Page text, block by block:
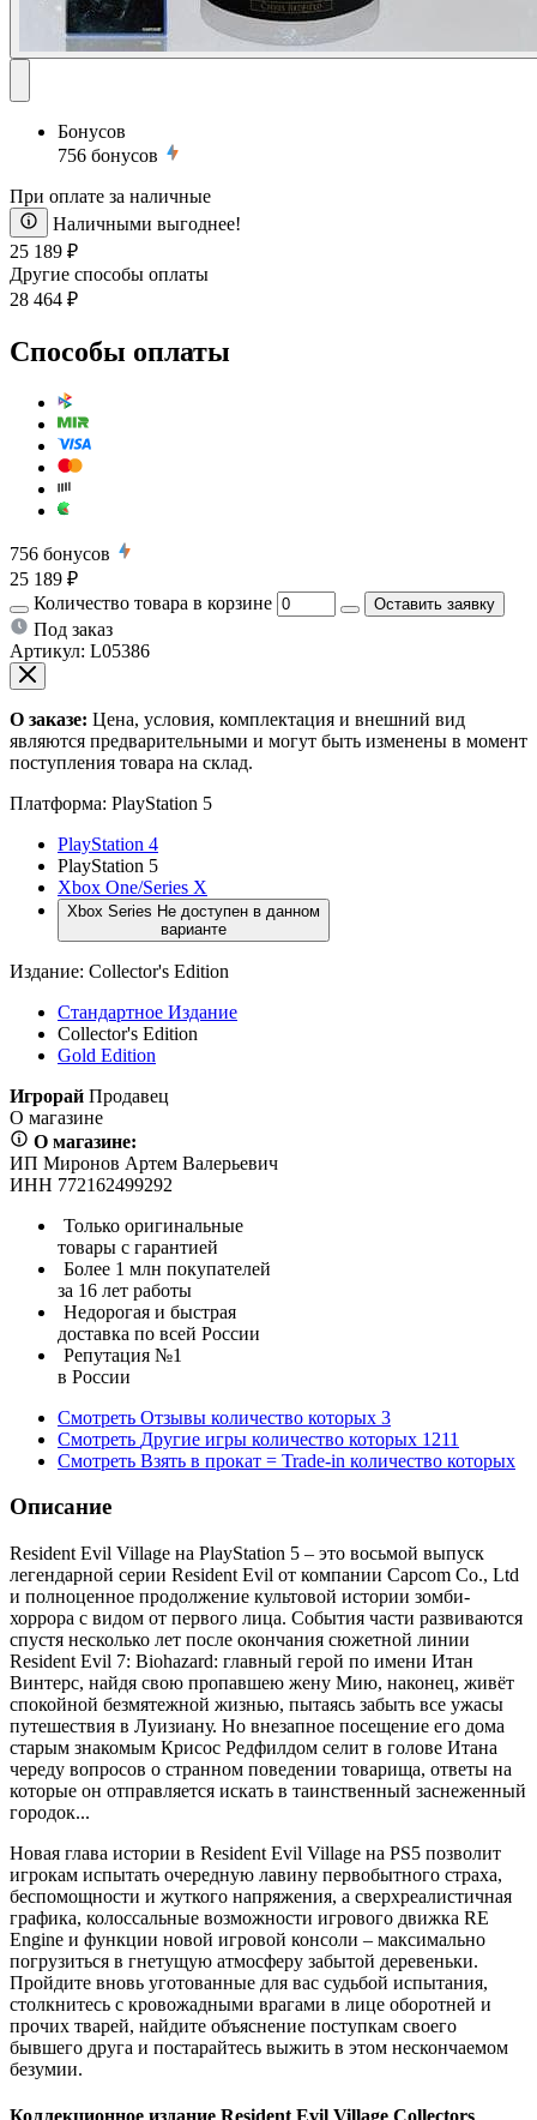
Бонусов
756 бонусов
При оплате за наличные
Наличными выгоднее!
25 189 ₽
Другие способы оплаты
28 464 ₽
Способы оплаты
756 бонусов
25 189 ₽
Количество товара в корзине
Оставить заявку
Под заказ
Артикул: L05386
О заказе: Цена, условия, комплектация и внешний вид
являются предварительными и могут быть изменены в момент
поступления товара на склад.
Платформа: PlayStation 5
PlayStation 4
PlayStation 5
Xbox One/Series X
Xbox Series Не доступен в данном
варианте
Издание: Collector's Edition
Стандартное Издание
Collector's Edition
Gold Edition
Игрорай Продавец
О магазине
О магазине:
ИП Миронов Артем Валерьевич
ИНН 772162499292
Только оригинальные
товары с гарантией
Более 1 млн покупателей
за 16 лет работы
Недорогая и быстрая
доставка по всей России
Репутация №1
в России
Смотреть Отзывы количество которых 3
Смотреть Другие игры количество которых 1211
Смотреть Взять в прокат = Trade-in количество которых
Описание
Resident Evil Village на PlayStation 5 – это восьмой выпуск
легендарной серии Resident Evil от компании Capcom Co., Ltd
и полноценное продолжение культовой истории зомби-
хоррора с видом от первого лица. События части развиваются
спустя несколько лет после окончания сюжетной линии
Resident Evil 7: Biohazard: главный герой по имени Итан
Винтерс, найдя свою пропавшею жену Мию, наконец, живёт
спокойной безмятежной жизнью, пытаясь забыть все ужасы
путешествия в Луизиану. Но внезапное посещение его дома
старым знакомым Крисос Редфилдом селит в голове Итана
череду вопросов о странном поведении товарища, ответы на
которые он отправляется искать в таинственный заснеженный
городок...
Новая глава истории в Resident Evil Village на PS5 позволит
игрокам испытать очередную лавину первобытного страха,
беспомощности и жуткого напряжения, а сверхреалистичная
графика, колоссальные возможности игрового движка RE
Engine и функции новой игровой консоли – максимально
погрузиться в гнетущую атмосферу забытой деревеньки.
Пройдите вновь уготованные для вас судьбой испытания,
столкнитесь с кровожадными врагами в лице оборотней и
прочих тварей, найдите объяснение поступкам своего
бывшего друга и постарайтесь выжить в этом нескончаемом
безумии.